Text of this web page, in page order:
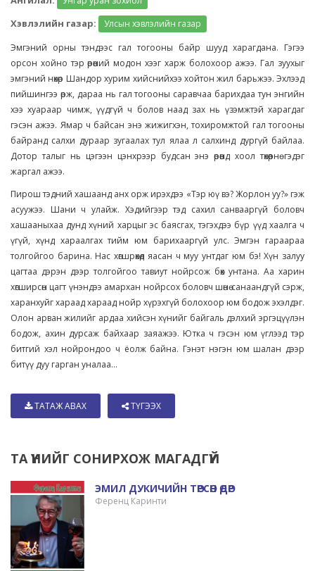
Хэвлэлийн газар:
Улсын хэвлэлийн газар
Эмгэний орны тэндээс гал тогооны байр шууд харагдана. Гэгээ
орсон хойно тэр өрөөний модон хээг харж болохоор ажээ. Гал зуухыг
эмгэний нөхөр Шандор хурим хийснийхээ хойтон жил барьжээ. Эхлээд
пийшингээ өрж, дараа нь гал тогооны саравчаа барихдаа тун энгийн
хээ хуараар чимж, үүдгүй ч болов наад зах нь үзэмжтэй харагдаг
гэсэн ажээ. Ямар ч байсан энэ жижигхэн, тохиромжтой гал тогооны
байранд салхи дураар зугаалах тул ялаа л салхинд дургүй байлаа.
Дотор талыг нь цэгээн цэнхрээр будсан энэ өрөөнд хоол төхөөрнө гэдэг
жаргал ажээ.
Пирош тэдний хашаанд анх орж ирэхдээ «Тэр юү вэ? Жорлон уу?» гэж
асуужээ. Шани ч улайж. Хэдийгээр тэд сахил санвааргүй боловч
хашааныхаа дунд хүний харцыг эс баясгах, тэгэхдээ бүр үүд хаалга ч
үгүй, хүнд хараалгах тийм юм барихааргүй улс. Эмгэн гараараа
толгойгоо барина. Нас хөгшрөхөд яасан ч муу унтдаг юм бэ! Хүн залуу
цагтаа дэрэн дээр толгойгоо тавиут нойрсож бөх унтана. Аа харин
хөгширсөн цагт үнэндээ амархан нойрсох боловч шөнө санаандгүй сэрж,
харанхуйг хараад хараад нойр хүрэхгүй болохоор юм бодож эхэлдэг.
Олон арван жилийг ардаа хийсэн хүнийг байгаль дэлхий эргэцүүлэн
бодож, ахин дурсаж байхаар заяажээ. Ютка ч гэсэн юм үглээд тэр
битгий хэл нойрондоо ч ёолж байна. Гэнэт нэгэн юм шалан дээр
битүү дуу гарган уналаа...
ТАТАЖ АВАХ ТҮГЭЭХ
ТА ҮҮНИЙГ СОНИРХОЖ МАГАДГҮЙ
ЭМИЛ ДУКИЧИЙН ТӨРСӨН ӨДӨР
Ференц Каринти